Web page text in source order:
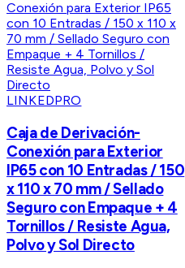
LINKEDPRO
Caja de Derivación-
Conexión para Exterior
IP65 con 10 Entradas / 150
x 110 x 70 mm / Sellado
Seguro con Empaque + 4
Tornillos / Resiste Agua,
Polvo y Sol Directo